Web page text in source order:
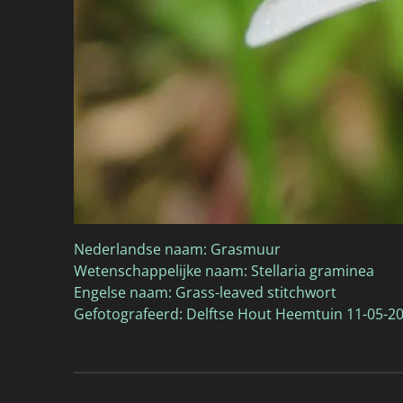
Nederlandse naam: Grasmuur
Wetenschappelijke naam: Stellaria graminea
Engelse naam: Grass-leaved stitchwort
Gefotografeerd: Delftse Hout Heemtuin 11-05-